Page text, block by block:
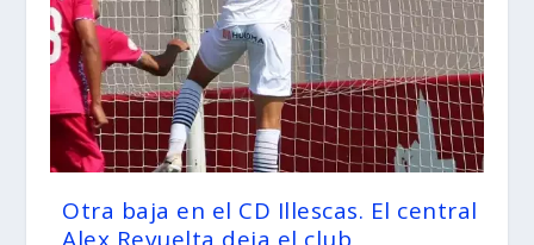
Otra baja en el CD Illescas. El central
Alex Revuelta deja el club